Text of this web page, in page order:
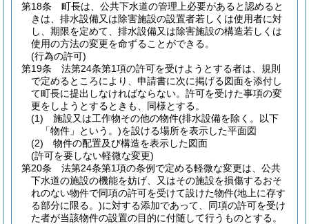
第18条
町長は、公共下水道の管理上必要があると認めると
きは、排水設備又は除害施設の設置者若しくは使用者に対
し、期限を定めて、排水設備又は除害施設の構造若しくは
使用の方法の変更を命ずることができる。
(行為の許可)
第19条
法第24条第1項の許可を受けようとする者は、規則
で定めるところにより、申請書に次に掲げる図面を添付し
て町長に提出しなければならない。 許可を受けた事項の変
更をしようとするときも、同様とする。
(1)
施設又は工作物その他の物件(排水設備を除く。以下
「物件」という。)を設ける場所を表示した平面図
(2)
物件の配置及び構造を表示した図面
(許可を要しない軽微な変更)
第20条
法第24条第1項の条例で定める軽微な変更は、公共
下水道の施設の機能を妨げ、又はその施設を損傷するおそ
れのない物件で同項の許可を受けて設けた物件(地上に存す
る部分に限る。)に対する添加であって、同項の許可を受け
た者が当該物件の設置の目的に付随して行うものとする。